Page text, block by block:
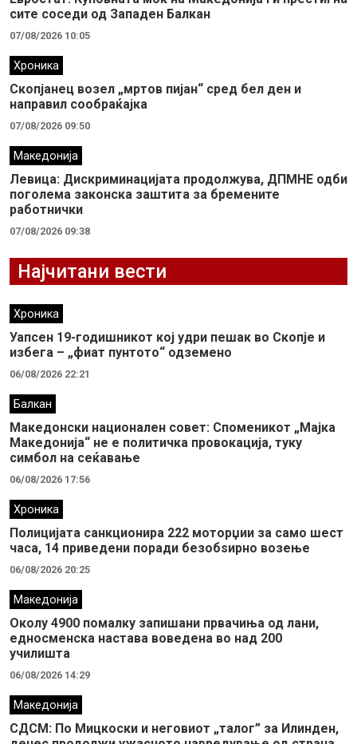
сите соседи од Западен Балкан
07/08/2026 10:05
Хроника
Скопјанец возел „мртов пијан“ сред бел ден и
направил сообраќајка
07/08/2026 09:50
Македонија
Левица: Дискриминацијата продолжува, ДПМНЕ одби
поголема законска заштита за бремените
работнички
07/08/2026 09:38
Најчитани вести
Хроника
Уапсен 19-годишникот кој удри пешак во Скопје и
избега – „фиат пунтото“ одземено
06/08/2026 22:21
Балкан
Македонски национален совет: Споменикот „Мајка
Македонија“ не е политичка провокација, туку
симбол на сеќавање
06/08/2026 17:56
Хроника
Полицијата санкционира 222 моторџии за само шест
часа, 14 приведени поради безобѕирно возење
06/08/2026 20:25
Македонија
Околу 4900 помалку запишани првачиња од лани,
едносменска настава воведена во над 200
училишта
06/08/2026 14:29
Македонија
СДСМ: По Мицкоски и неговиот „талог” за Илинден,